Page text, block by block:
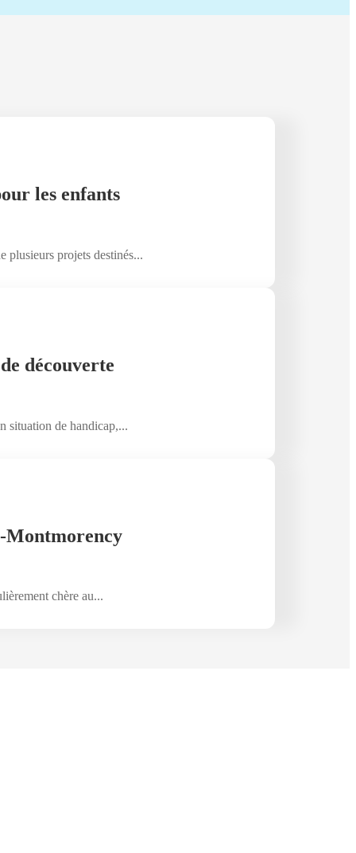
les enfants
plusieurs projets destinés...
découverte
situation de handicap,...
Montmorency
chère au...